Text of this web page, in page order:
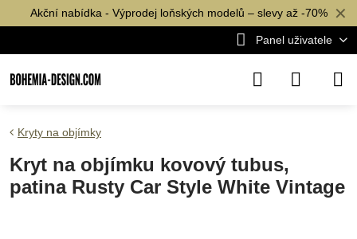
✕
Akční nabídka - Výprodej loňských modelů – slevy až -70%
Panel uživatele
Kryty na objímky
Kryt na objímku kovový tubus,
patina Rusty Car Style White Vintage